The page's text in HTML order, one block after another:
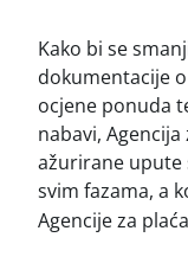
Kako bi se
dokumentacije
ocjene ponuda
nabavi,
ažurirane upute
svim fazama, a
Agencije za